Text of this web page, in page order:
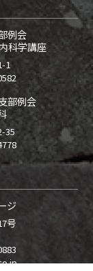
例会
科学講座
1
部例会
35
ジ
号